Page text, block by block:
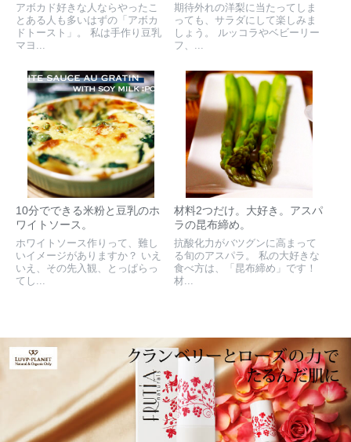
アボカド好きな人ならやったこ
とある人も多いはずの「アボカ
ドトースト」。 私は手作り豆乳
マヨ...
期待外れの洋梨に当たってしま
っても、サラダにして楽しみま
しょう。 ルッコラやベビーリー
フ、...
10分でできる米粉と豆乳のホ
ワイトソース。
ホワイトソース作りって、難し
いイメージがありますか？ いえ
いえ、その先入観、とっぱらっ
てし...
材料2つだけ。大好き。アスパ
ラの昆布締め。
抗酸化力がバツグンに高まって
る旬のアスパラ。 私の大好きな
食べ方は、「昆布締め」です！
材...